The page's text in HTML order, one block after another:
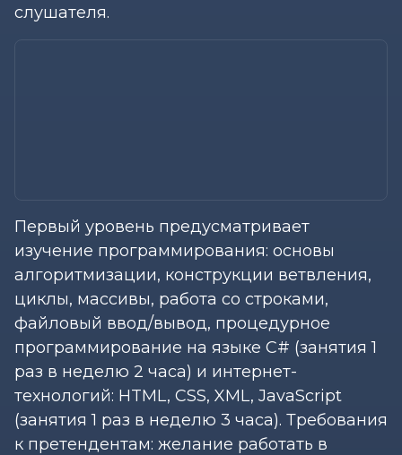
слушателя.
Первый уровень предусматривает
изучение программирования: основы
алгоритмизации, конструкции ветвления,
циклы, массивы, работа со строками,
файловый ввод/вывод, процедурное
программирование на языке C# (занятия 1
раз в неделю 2 часа) и интернет-
технологий: HTML, CSS, XML, JavaScript
(занятия 1 раз в неделю 3 часа). Требования
к претендентам: желание работать в